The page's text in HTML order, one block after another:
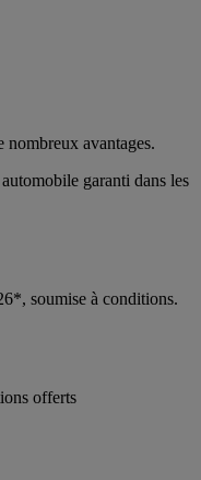
nombreux avantages.
garanti dans les
soumise à conditions.
offerts